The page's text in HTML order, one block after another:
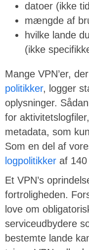
datoer (ikke
mængde af
hvilke lande
(ikke
Mange VPN’er,
politikker, logger
oplysninger.
for
metadata, som
Som en del af
logpolitikker af 140
Et VPN’s
fortroligheden.
love om
serviceudbydere
bestemte lande